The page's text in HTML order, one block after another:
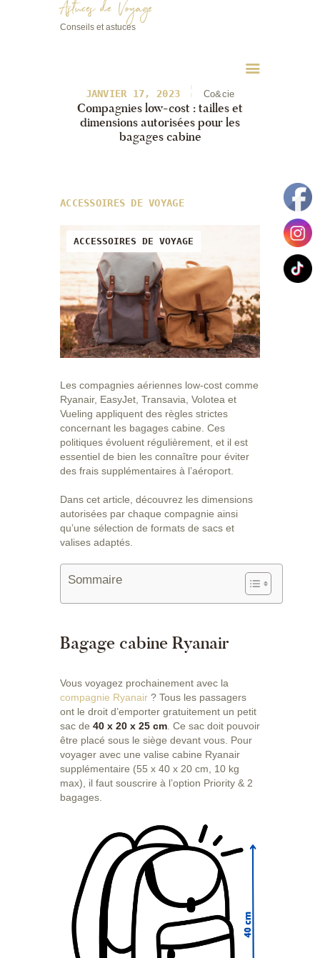
Astuces de Voyage
Conseils et astuces
JANVIER 17, 2023 Co&cie
Compagnies low-cost : tailles et
dimensions autorisées pour les
bagages cabine
ACCESSOIRES DE VOYAGE
ACCESSOIRES DE VOYAGE
Les compagnies aériennes low-cost comme
Ryanair, EasyJet, Transavia, Volotea et
Vueling appliquent des règles strictes
concernant les bagages cabine. Ces
politiques évoluent régulièrement, et il est
essentiel de bien les connaître pour éviter
des frais supplémentaires à l’aéroport.
Dans cet article, découvrez les dimensions
autorisées par chaque compagnie ainsi
qu’une sélection de formats de sacs et
valises adaptés.
Sommaire
Bagage cabine Ryanair
Vous voyagez prochainement avec la
compagnie Ryanair ? Tous les passagers
ont le droit d’emporter gratuitement un petit
sac de 40 x 20 x 25 cm. Ce sac doit pouvoir
être placé sous le siège devant vous. Pour
voyager avec une valise cabine Ryanair
supplémentaire (55 x 40 x 20 cm, 10 kg
max), il faut souscrire à l’option Priority & 2
bagages.